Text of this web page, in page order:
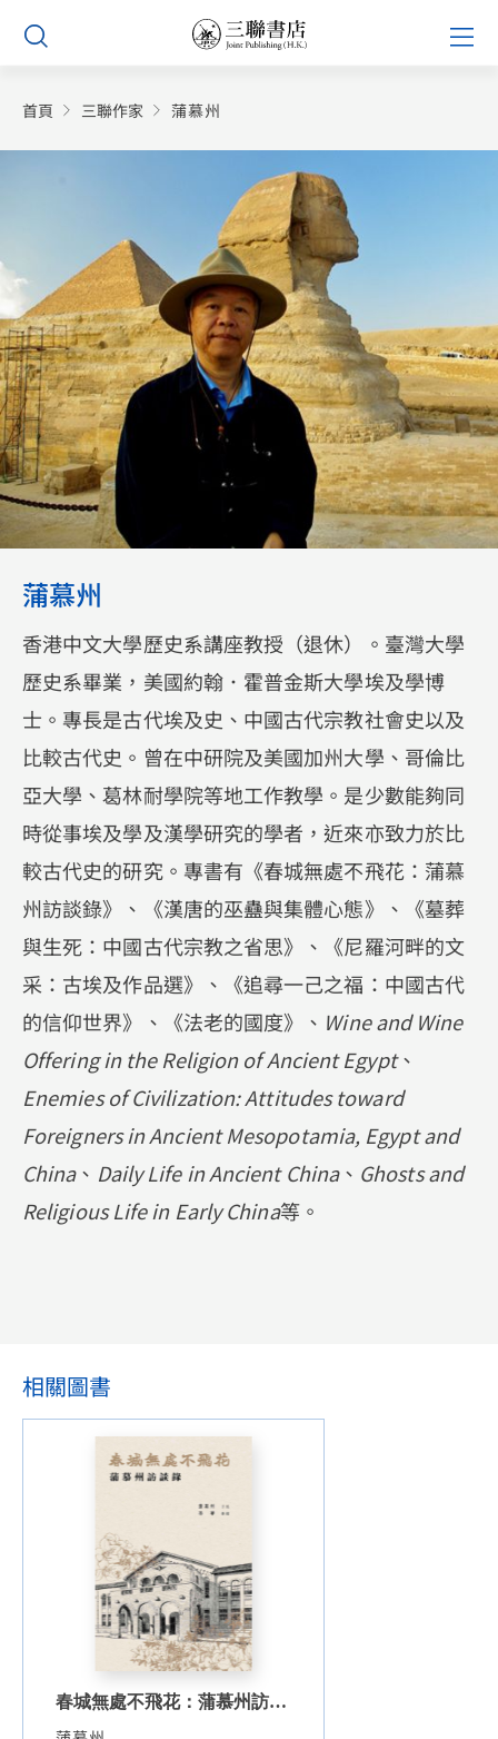
Skip
首頁 三聯作家 蒲慕州
蒲慕州
香港中文大學歷史系講座教授（退休）。臺灣大學
歷史系畢業，美國約翰．霍普金斯大學埃及學博
士。專長是古代埃及史、中國古代宗教社會史以及
比較古代史。曾在中研院及美國加州大學、哥倫比
亞大學、葛林耐學院等地工作教學。是少數能夠同
時從事埃及學及漢學研究的學者，近來亦致力於比
較古代史的研究。專書有《春城無處不飛花：蒲慕
州訪談錄》、《漢唐的巫蠱與集體心態》、《墓葬
與生死：中國古代宗教之省思》、《尼羅河畔的文
采：古埃及作品選》、《追尋一己之福：中國古代
的信仰世界》、《法老的國度》、 Wine and Wine
Offering in the Religion of Ancient Egypt、
Enemies of Civilization: Attitudes toward
Foreigners in Ancient Mesopotamia, Egypt and
China、 Daily Life in Ancient China、 Ghosts and
Religious Life in Early China等。
相關圖書
春城無處不飛花：蒲慕州訪談